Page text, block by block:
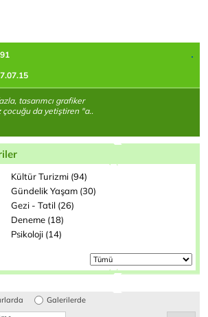
tasarımcı grafiker
çocuğu da yetiştiren "a..
Kültür Turizmi (94)
Gündelik Yaşam (30)
Gezi - Tatil (26)
Deneme (18)
Psikoloji (14)
Galerilerde